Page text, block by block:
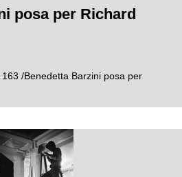
posa per Richard
/Benedetta Barzini posa per